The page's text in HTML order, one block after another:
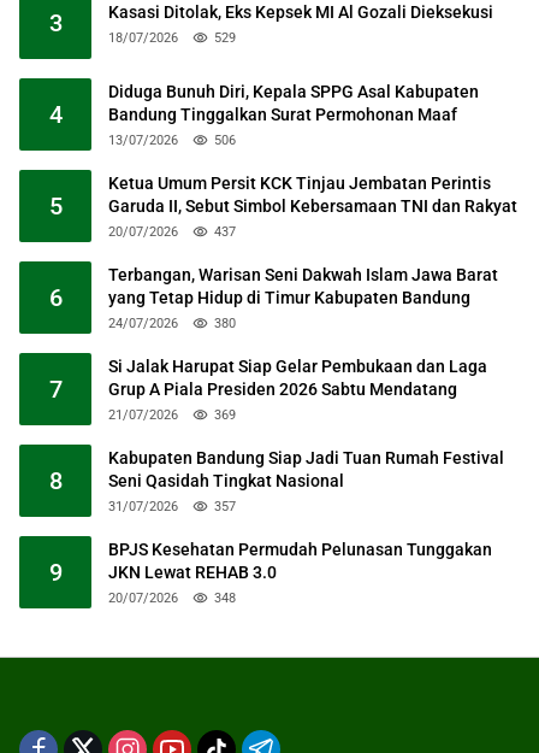
3 Kasasi Ditolak, Eks Kepsek MI Al Gozali Dieksekusi
18/07/2026 529
4
Diduga Bunuh Diri, Kepala SPPG Asal Kabupaten
Bandung Tinggalkan Surat Permohonan Maaf
13/07/2026 506
5
Ketua Umum Persit KCK Tinjau Jembatan Perintis
Garuda II, Sebut Simbol Kebersamaan TNI dan Rakyat
20/07/2026 437
6
Terbangan, Warisan Seni Dakwah Islam Jawa Barat
yang Tetap Hidup di Timur Kabupaten Bandung
24/07/2026 380
7
Si Jalak Harupat Siap Gelar Pembukaan dan Laga
Grup A Piala Presiden 2026 Sabtu Mendatang
21/07/2026 369
8
Kabupaten Bandung Siap Jadi Tuan Rumah Festival
Seni Qasidah Tingkat Nasional
31/07/2026 357
9
BPJS Kesehatan Permudah Pelunasan Tunggakan
JKN Lewat REHAB 3.0
20/07/2026 348